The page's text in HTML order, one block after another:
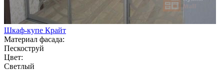
Шкаф-купе Крайт
Материал фасада:
Пескоструй
Цвет:
Светлый